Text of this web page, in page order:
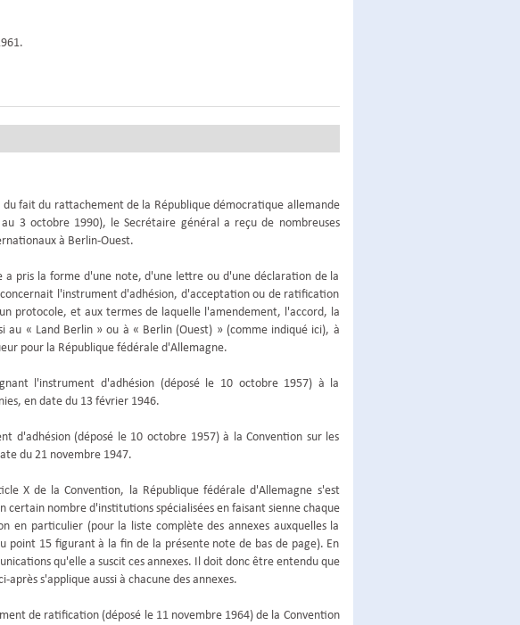
fait du rattachement de la République démocratique allemande
3 octobre 1990), le Secrétaire général a reçu de nombreuses
à Berlin-Ouest.
a pris la forme d'une note, d'une lettre ou d'une déclaration de la
l'instrument d'adhésion, d'acceptation ou de ratification
protocole, et aux termes de laquelle l'amendement, l'accord, la
au « Land Berlin » ou à « Berlin (Ouest) » (comme indiqué ici), à
pour la République fédérale d'Allemagne.
l'instrument d'adhésion (déposé le 10 octobre 1957) à la
en date du 13 février 1946.
d'adhésion (déposé le 10 octobre 1957) à la Convention sur les
du 21 novembre 1947.
X de la Convention, la République fédérale d'Allemagne s'est
certain nombre d'institutions spécialisées en faisant sienne chaque
en particulier (pour la liste complète des annexes auxquelles la
point 15 figurant à la fin de la présente note de bas de page). En
qu'elle a suscit ces annexes. Il doit donc être entendu que
s'applique aussi à chacune des annexes.
de ratification (déposé le 11 novembre 1964) de la Convention